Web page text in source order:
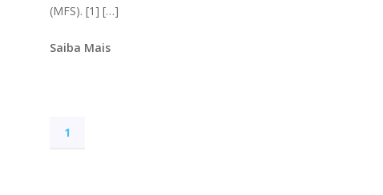
(MFS). [1] […]
Saiba Mais
1